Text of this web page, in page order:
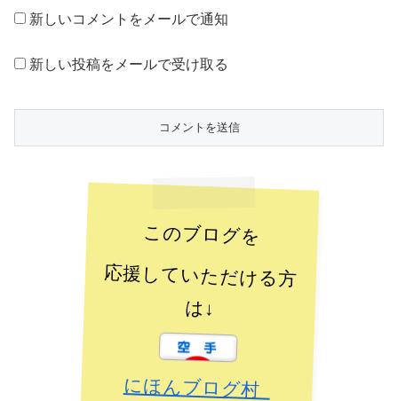
新しいコメントをメールで通知
新しい投稿をメールで受け取る
このブログを
応援していただける方
は↓
にほんブログ村